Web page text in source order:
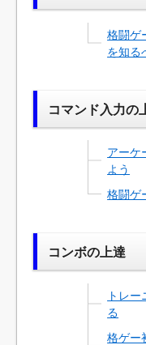
格闘ゲ
を知る
コマンド入力の
アーケ
よう
格闘ゲ
コンボの上達
トレ
る
格ゲー